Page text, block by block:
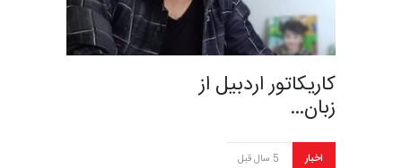
کاریکاتور اردبیل از
زبان…
اخبار 5 سال قبل